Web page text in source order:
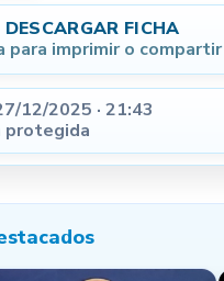
DESCARGAR FICHA
para imprimir o compartir
12/2025 · 21:43
protegida